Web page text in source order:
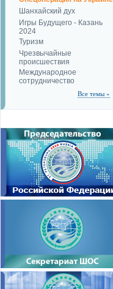
Шанхайский дух
Игры Будущего - Казань
2024
Туризм
Чрезвычайные
происшествия
Международное
сотрудничество
Все темы »